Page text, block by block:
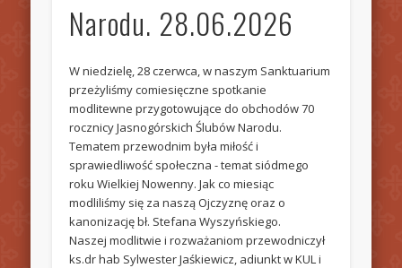
Narodu. 28.06.2026
W niedzielę, 28 czerwca, w naszym Sanktuarium
przeżyliśmy comiesięczne spotkanie
modlitewne przygotowujące do obchodów 70
rocznicy Jasnogórskich Ślubów Narodu.
Tematem przewodnim była miłość i
sprawiedliwość społeczna - temat siódmego
roku Wielkiej Nowenny. Jak co miesiąc
modliliśmy się za naszą Ojczyznę oraz o
kanonizację bł. Stefana Wyszyńskiego.
Naszej modlitwie i rozważaniom przewodniczył
ks.dr hab Sylwester Jaśkiewicz, adiunkt w KUL i